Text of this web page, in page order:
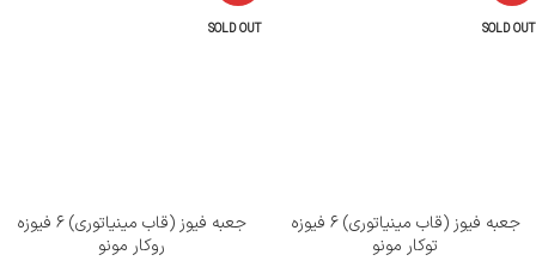
SOLD OUT
جعبه فیوز (قاب مینیاتوری) ۶ فیوزه
توکار مونو
SOLD OUT
جعبه فیوز (قاب مینیاتوری) ۶ فیوزه
روکار مونو